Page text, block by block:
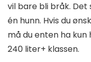
vil bare bli bråk.
én hunn. Hvis du
må du enten ha kun
240 liter+ klassen.